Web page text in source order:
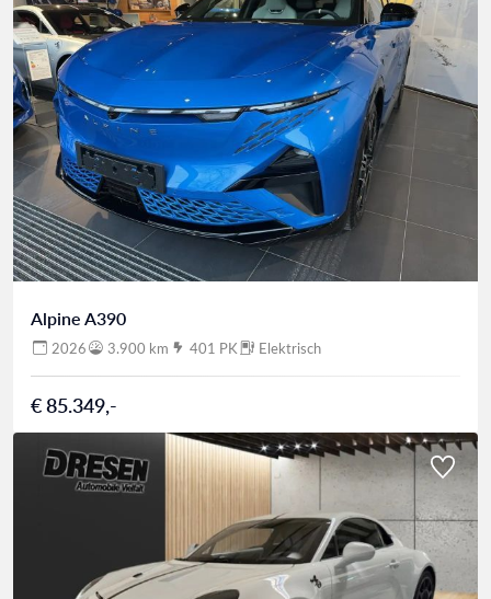
Alpine A390
2026 3.900 km 401 PK Elektrisch
€ 85.349,-